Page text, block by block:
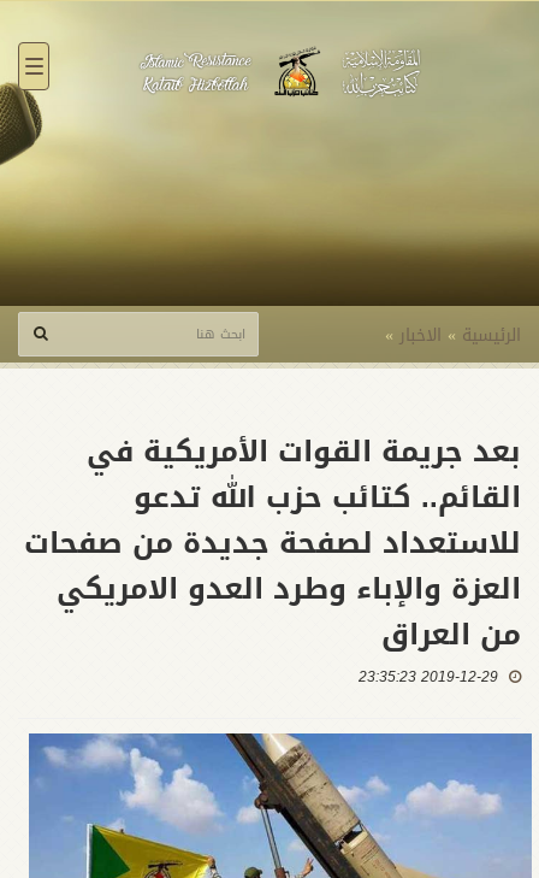
الرئيسية » الاخبار »
بعد جريمة القوات الأمريكية في
القائم.. كتائب حزب الله تدعو
للاستعداد لصفحة جديدة من صفحات
العزة والإباء وطرد العدو الامريكي
من العراق
2019-12-29 23:35:23